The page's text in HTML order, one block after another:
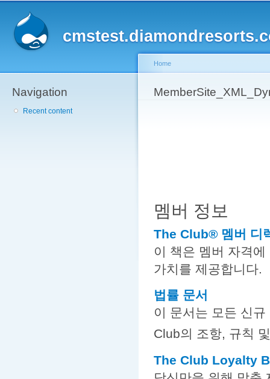
Navigation
Recent content
You are here
Home
멤버 정보
The Club® 멤버 디
이 책은 멤버 자격
가치를 제공합니다.
법률 문서
이 문서는 모든 신
Club의 조항, 규칙
The Club Loyalty